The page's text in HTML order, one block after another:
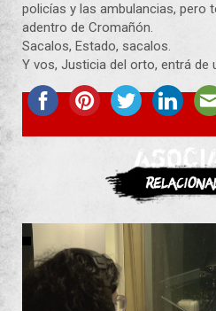
policías y las ambulancias, pero
adentro de Cromañón.
Sacalos, Estado, sacalos.
Y vos, Justicia del orto, entrá de